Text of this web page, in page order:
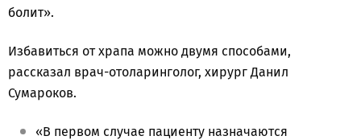
болит».
Избавиться от храпа можно двумя способами,
рассказал врач-отоларинголог, хирург Данил
Сумароков.
«В первом случае пациенту назначаются